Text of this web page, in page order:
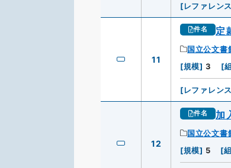
[レファレン
11
件名 定
国立公文書
[規模] 3 [
[レファレン
12
件名 加
国立公文書
[規模] 5 [